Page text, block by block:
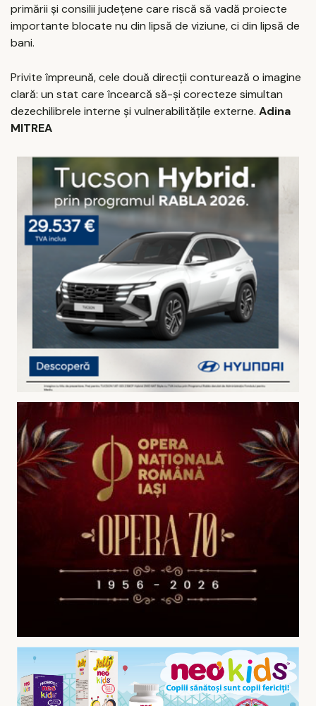
primării și consilii județene care riscă să vadă proiecte
importante blocate nu din lipsă de viziune, ci din lipsă de
bani.
Privite împreună, cele două direcții conturează o imagine
clară: un stat care încearcă să-și corecteze simultan
dezechilibrele interne și vulnerabilitățile externe. Adina
MITREA